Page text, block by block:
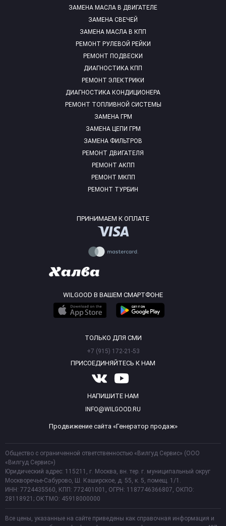
ЗАМЕНА МАСЛА В ДВИГАТЕЛЕ
ЗАМЕНА СВЕЧЕЙ
ЗАМЕНА МАСЛА В КПП
РЕМОНТ РУЛЕВОЙ РЕЙКИ
РЕМОНТ ПОДВЕСКИ
ДИАГНОСТИКА КПП
РЕМОНТ ЭЛЕКТРИКИ
ДИАГНОСТИКА КОНДИЦИОНЕРА
РЕМОНТ ТОПЛИВНОЙ СИСТЕМЫ
ЗАМЕНА ГРМ
ЗАМЕНА ЦЕПИ ГРМ
ЗАМЕНА ФИЛЬТРОВ
РЕМОНТ ДВИГАТЕЛЯ
РЕМОНТ АКПП
РЕМОНТ МКПП
РЕМОНТ ТУРБИН
ПРИНИМАЕМ К ОПЛАТЕ
WILGOOD В ВАШЕМ СМАРТФОНЕ
ТОЛЬКО ДЛЯ СМИ
+7 (915) 172-21-53
ПРИСОЕДИНЯЙТЕСЬ К НАМ
НАПИШИТЕ НАМ
INFO@WILGOOD.RU
Продвижение сайта «Генератор продаж»
Общество с ограниченной ответственностью «Вилгуд Сервис» (ООО
«Вилгуд Сервис»)
Юридический адрес: 115211, г. Москва, вн. тер. г. муниципальный округ
Москворечье-Сабурово, Ш. Каширское, д. 55, к. 5, помещ. 1/1.
ИНН: 7724435560, КПП: 772401001, ОГРН: 1187746366807, ОКПО:
28118921; ОКТМО: 45918000000
Все цены, указанные на сайте приведены как справочная информация и